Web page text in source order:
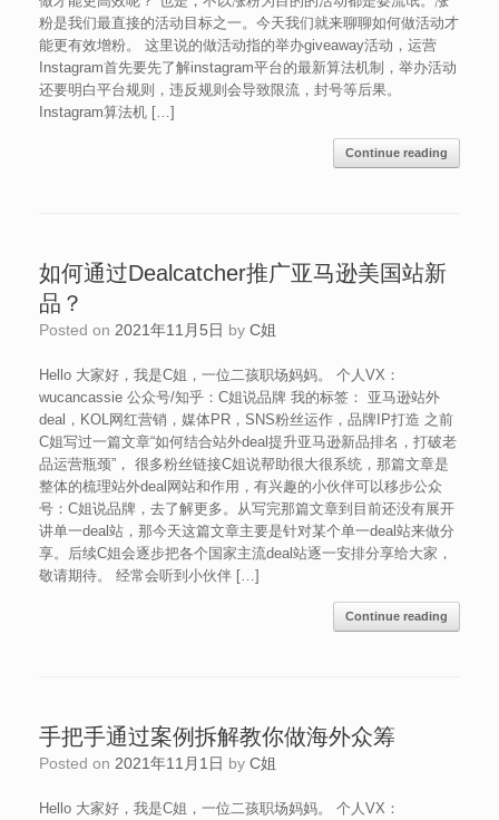
粉是我们最直接的活动目标之一。今天我们就来聊聊如何做活动才
能更有效增粉。 这里说的做活动指的举办giveaway活动，运营
Instagram首先要先了解instagram平台的最新算法机制，举办活动
还要明白平台规则，违反规则会导致限流，封号等后果。
Instagram算法机 […]
Continue reading
如何通过Dealcatcher推广亚马逊美国站新
品？
Posted on 2021年11月5日 by C姐
Hello 大家好，我是C姐，一位二孩职场妈妈。 个人VX：
wucancassie 公众号/知乎：C姐说品牌 我的标签： 亚马逊站外
deal，KOL网红营销，媒体PR，SNS粉丝运作，品牌IP打造 之前
C姐写过一篇文章“如何结合站外deal提升亚马逊新品排名，打破老
品运营瓶颈”， 很多粉丝链接C姐说帮助很大很系统，那篇文章是
整体的梳理站外deal网站和作用，有兴趣的小伙伴可以移步公众
号：C姐说品牌，去了解更多。从写完那篇文章到目前还没有展开
讲单一deal站，那今天这篇文章主要是针对某个单一deal站来做分
享。后续C姐会逐步把各个国家主流deal站逐一安排分享给大家，
敬请期待。 经常会听到小伙伴 […]
Continue reading
手把手通过案例拆解教你做海外众筹
Posted on 2021年11月1日 by C姐
Hello 大家好，我是C姐，一位二孩职场妈妈。 个人VX：